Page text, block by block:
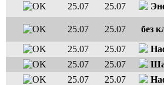
25.07
25.07
25.07 25.07
без
25.07
25.07
25.07
25.07
25.07
25.07